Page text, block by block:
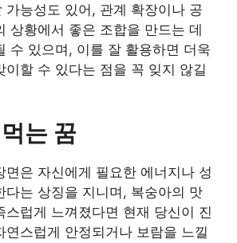
가능성도 있어, 관계 확장이나 공
상황에서 좋은 조합을 만드는 데
수 있으며, 이를 잘 활용하면 더욱
이할 수 있다는 점을 꼭 잊지 않길
는 꿈
면은 자신에게 필요한 에너지나 성
다는 상징을 지니며, 복숭아의 맛
스럽게 느껴졌다면 현재 당신이 진
연스럽게 안정되거나 보람을 느낄